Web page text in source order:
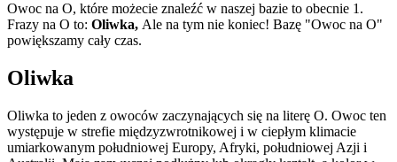
Owoc na O, które możecie znaleźć w naszej bazie to obecnie 1.
Frazy na O to: Oliwka, Ale na tym nie koniec! Bazę "Owoc na O"
powiększamy cały czas.
Oliwka
Oliwka to jeden z owoców zaczynających się na literę O. Owoc ten
występuje w strefie międzyzwrotnikowej i w ciepłym klimacie
umiarkowanym południowej Europy, Afryki, południowej Azji i